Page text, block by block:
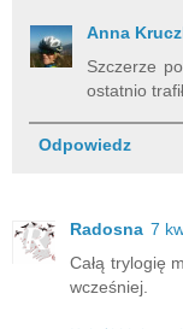
Anna
Szczerze
ostatnio
Odpowiedz
Radosna 7
Całą trylogię
wcześniej.